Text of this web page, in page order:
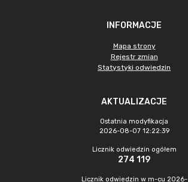
INFORMACJE
Mapa strony
Rejestr zmian
Statystyki odwiedzin
AKTUALIZACJE
Ostatnia modyfikacja
2026-08-07 12:22:39
Licznik odwiedzin ogółem
274 119
Licznik odwiedzin w m-cu 2026-